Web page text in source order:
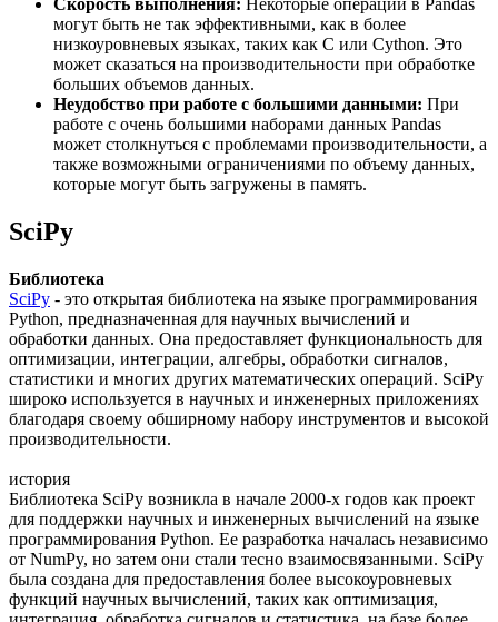
могут быть не так эффективными, как в более
низкоуровневых языках, таких как C или Cython. Это
может сказаться на производительности при обработке
больших объемов данных.
Неудобство при работе с большими данными: При
работе с очень большими наборами данных Pandas
может столкнуться с проблемами производительности, а
также возможными ограничениями по объему данных,
которые могут быть загружены в память.
SciPy
Библиотека
SciPy - это открытая библиотека на языке программирования
Python, предназначенная для научных вычислений и
обработки данных. Она предоставляет функциональность для
оптимизации, интеграции, алгебры, обработки сигналов,
статистики и многих других математических операций. SciPy
широко используется в научных и инженерных приложениях
благодаря своему обширному набору инструментов и высокой
производительности.
история
Библиотека SciPy возникла в начале 2000-х годов как проект
для поддержки научных и инженерных вычислений на языке
программирования Python. Ее разработка началась независимо
от NumPy, но затем они стали тесно взаимосвязанными. SciPy
была создана для предоставления более высокоуровневых
функций научных вычислений, таких как оптимизация,